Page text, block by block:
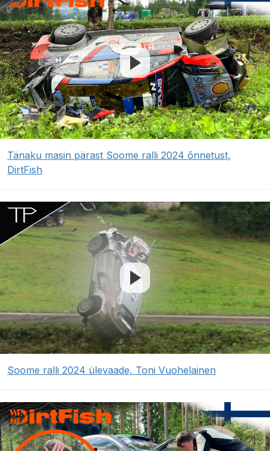
Tänaku masin pärast Soome ralli 2024 õnnetust,
DirtFish
Soome ralli 2024 ülevaade, Toni Vuohelainen